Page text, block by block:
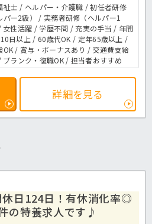
祉士 / ヘルパー・介護職 / 初任者研修
パー2級） / 実務者研修（ヘルパー1
女性活躍 / 学歴不問 / 充実の手当 / 年間
日以上 / 60歳代OK / 定年65歳以上 /
OK / 賞与・ボーナスあり / 交通費支給
ブランク・復職OK / 担当者おすすめ
詳細を見る
休日124日！有休消化率◎
の特養求人です♪